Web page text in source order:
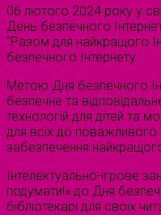
06 лютого 2024 року у
День безпечного
“Разом для найкращого
безпечного Інтернету.
Метою Дня безпечного
безпечне та
технологій для дітей та
для всіх до поважливого
забезпечення
Інтелектуально-ігрове
подумати!» до Дня
бібліотекарі для своїх